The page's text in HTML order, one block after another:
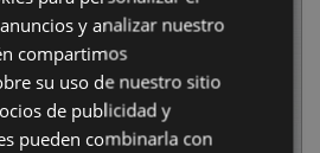
SPANISH
y analizar nuestro
compartimos
su uso de nuestro sitio
de publicidad y
pueden combinarla con